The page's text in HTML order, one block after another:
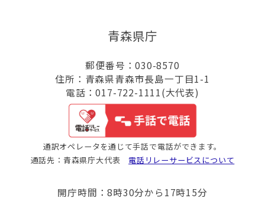
青森県庁
郵便番号：030-8570
住所：青森県青森市長島一丁目1-1
電話：017-722-1111(大代表)
通訳オペレータを通じて手話で電話ができます。
通話先：青森県庁大代表 電話リレーサービスについて
開庁時間：8時30分から17時15分